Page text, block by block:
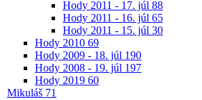
Hody 2011 - 17. júl 88
Hody 2011 - 16. júl 65
Hody 2011 - 15. júl 30
Hody 2010 69
Hody 2009 - 18. júl 190
Hody 2008 - 19. júl 197
Hody 2019 60
Mikuláš 71